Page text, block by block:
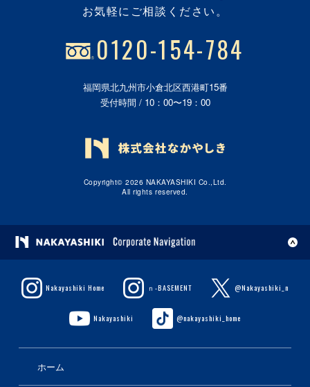
お気軽にご相談ください。
0120-154-784
福岡県北九州市小倉北区西港町15番
受付時間 / 10：00〜19：00
Copyright© 2026 NAKAYASHIKI Co.,Ltd.
All rights reserved.
Nakayashiki Home ｎ-BASEMENT @Nakayashiki_n
Nakayashiki @nakayashiki_home
ホーム